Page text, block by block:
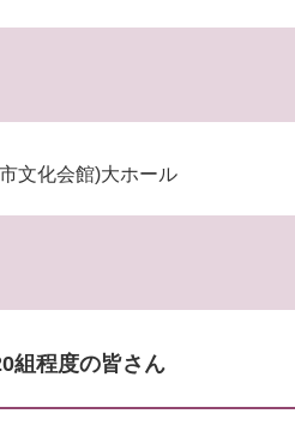
文化会館)大ホール
組程度の皆さん